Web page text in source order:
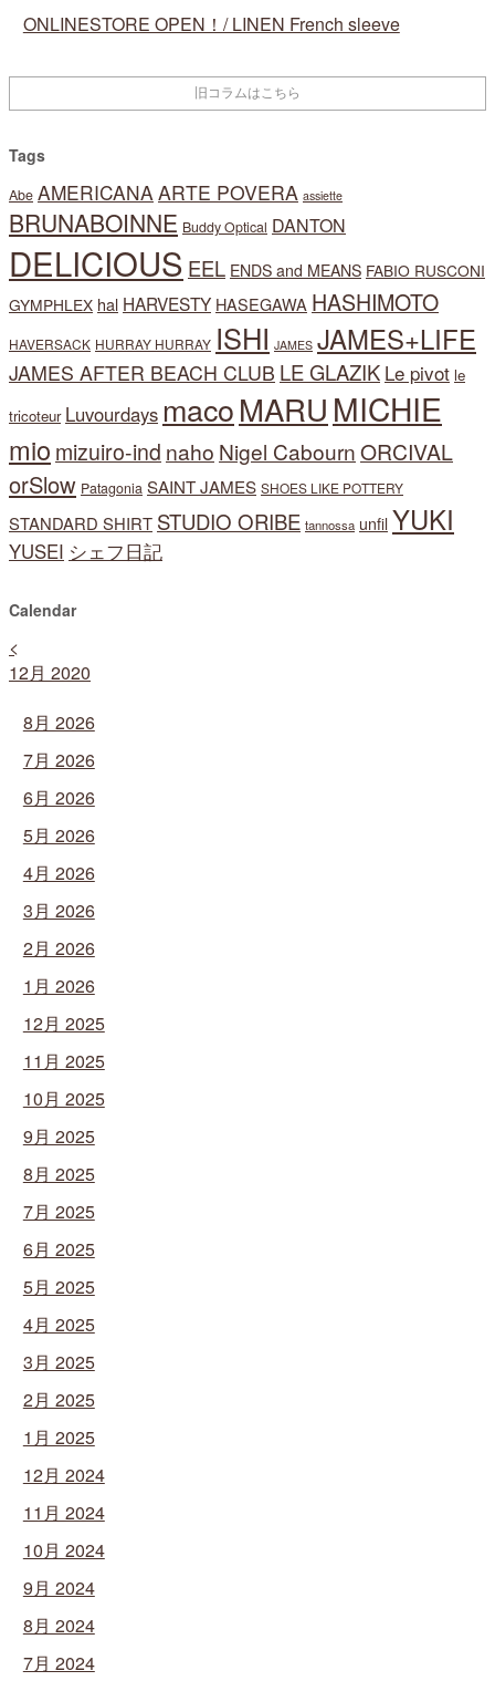
ONLINESTORE OPEN！/ LINEN French sleeve
Tags
Abe AMERICANAARTE POVERA assiette
BRUNABOINNE Buddy Optical DANTON
DELICIOUS EEL ENDS and MEANS FABIO RUSCONI
GYMPHLEX hal HARVESTY HASEGAWA HASHIMOTO
HAVERSACK HURRAY HURRAY ISHI JAMES JAMES+LIFE
JAMES AFTER BEACH CLUB LE GLAZIK Le pivot le
tricoteur Luvourdays macoMARU MICHIE
mio mizuiro-ind naho Nigel CabournORCIVAL
orSlow Patagonia SAINT JAMES SHOES LIKE POTTERY
STANDARD SHIRT STUDIO ORIBE tannossa unfil YUKI
YUSEI シェフ日記
Calendar
<
12月 2020
8月 2026
7月 2026
6月 2026
5月 2026
4月 2026
3月 2026
2月 2026
1月 2026
12月 2025
11月 2025
10月 2025
9月 2025
8月 2025
7月 2025
6月 2025
5月 2025
4月 2025
3月 2025
2月 2025
1月 2025
12月 2024
11月 2024
10月 2024
9月 2024
8月 2024
7月 2024